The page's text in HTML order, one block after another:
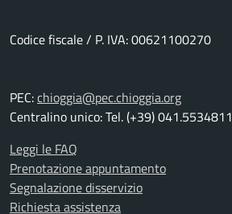
Codice fiscale / P. IVA: 00621100270
PEC:chioggia@pec.chioggia.org
Centralino unico: Tel. (+39) 041.5534811
Leggi le FAQ
Prenotazione appuntamento
Segnalazione disservizio
Richiesta assistenza